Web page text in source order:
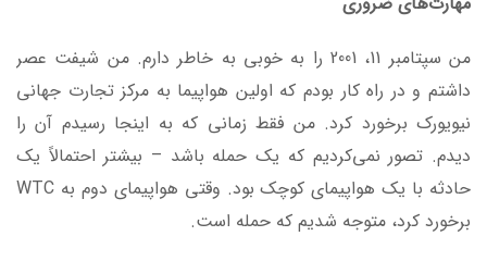
من سپتامبر 11، 2001 را به خوبی به خاطر دارم. من شیفت عصر
داشتم و در راه کار بودم که اولین هواپیما به مرکز تجارت جهانی
نیویورک برخورد کرد. من فقط زمانی که به اینجا رسیدم آن را
دیدم. تصور نمی‌کردیم که یک حمله باشد – بیشتر احتمالاً یک
حادثه با یک هواپیمای کوچک بود. وقتی هواپیمای دوم به WTC
برخورد کرد، متوجه شدیم که حمله است.